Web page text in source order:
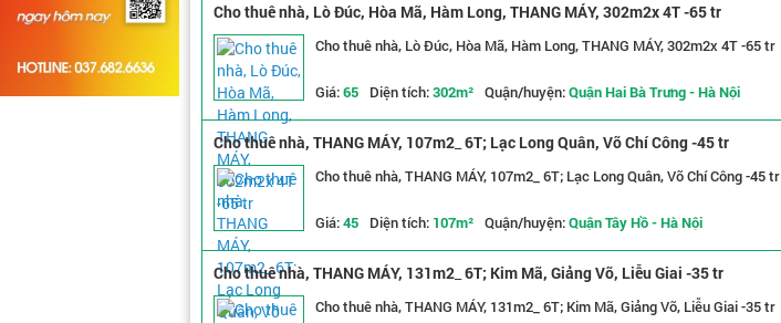
Cho thuê nhà, Lò Đúc, Hòa Mã, Hàm Long, THANG MÁY, 302m2x 4T -65 tr
Cho thuê nhà, Lò Đúc, Hòa Mã, Hàm Long, THANG MÁY, 302m2x 4T -65 tr
Giá:65 Diện tích:302m² Quận/huyện:Quận Hai Bà Trưng - Hà Nội
Cho thuê nhà, THANG MÁY, 107m2_ 6T; Lạc Long Quân, Võ Chí Công -45 tr
Cho thuê nhà, THANG MÁY, 107m2_ 6T; Lạc Long Quân, Võ Chí Công -45 tr
Giá:45 Diện tích: 107m² Quận/huyện:Quận Tây Hồ - Hà Nội
Cho thuê nhà, THANG MÁY, 131m2_ 6T; Kim Mã, Giảng Võ, Liễu Giai -35 tr
Cho thuê nhà, THANG MÁY, 131m2_ 6T; Kim Mã, Giảng Võ, Liễu Giai -35 tr